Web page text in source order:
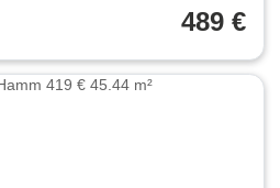
489 €